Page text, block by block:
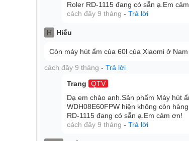
Roler RD-1115 đang có sẵn ạ.Em
cách đây 9 tháng - Trả lời
H Hiếu
Còn máy hút ẩm của 60l của Xiaomi ở
cách đây 9 tháng - Trả lời
Trang
QTV
Dạ em chào anh.Sản phẩm Máy hút
WDH08E60FPW hiện không còn
RD-1115 đang có sẵn ạ.Em cảm ơn!
cách đây 9 tháng - Trả lời